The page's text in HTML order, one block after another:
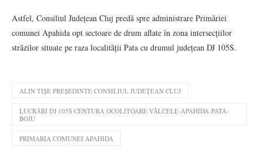
Astfel, Consiliul Județean Cluj predă spre administrare Primăriei
comunei Apahida opt sectoare de drum aflate în zona intersecțiilor
străzilor situate pe raza localității Pata cu drumul județean DJ 105S.
ALIN TIȘE PREȘEDINTE CONSILIUL JUDEȚEAN CLUJ
LUCRĂRI DJ 105S CENTURA OCOLITOARE VÂLCELE-APAHIDA-PATA-
BOJU
PRIMARIA COMUNEI APAHIDA